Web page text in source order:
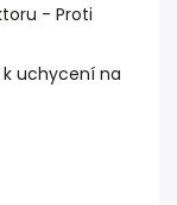
- Proti
uchycení na